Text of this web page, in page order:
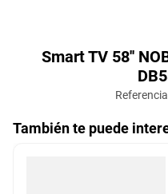
Smart TV 58''
Referencia
También te puede